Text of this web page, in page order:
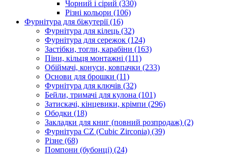
Чорний і сірий (330)
Різні кольори (106)
Фурнітура для біжутерії(16)
Фурнітура для кілець (32)
Фурнітура для сережок (124)
Застібки, тогли, карабіни (163)
Піни, кільця монтажні (111)
Обіймачі, конуси, ковпачки (233)
Основи для брошки (11)
Фурнітура для ключів (32)
Бейли, тримачі для кулона (101)
Затискачі, кінцевики, крімпи (296)
Ободки (18)
Закладки для книг (повний розпродаж) (2)
Фурнітура CZ (Cubic Zirconia) (39)
Різне (68)
Помпони (бубонці) (24)